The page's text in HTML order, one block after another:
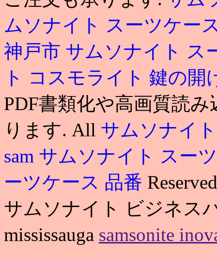
ムソナイト スーツケー
神戸市 サムソナイト ス
ト コスモライト 鍵の開
PDF書類化や高画質読
ります. All サムソナイ
sam サムソナイト スー
ーツケース 品番
サムソナイト ビジネス
mississauga samsonite